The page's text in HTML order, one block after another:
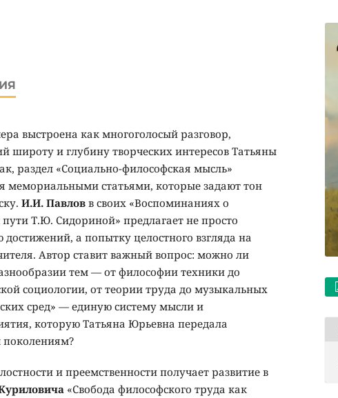
выстроена как многоголосый разговор,
широту и глубину творческих интересов Татьяны
раздел «Социально-философская мысль»
мемориальными статьями, которые задают тон
И.И. Павлов в своих «Воспоминаниях о
пути Т.Ю. Сидориной» предлагает не просто
а попытку целостного взгляда на
Автор ставит важный вопрос: можно ли
тем — от философии техники до
социологии, от теории труда до музыкальных
сред» — единую систему мысли и
которую Татьяна Юрьевна передала
и преемственности получает развитие в
«Свобода философского труда как